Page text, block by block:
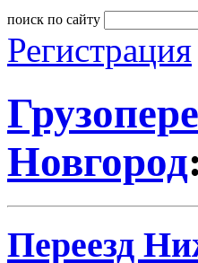
поиск по сайту
Регистрация
Новгород
Переезд